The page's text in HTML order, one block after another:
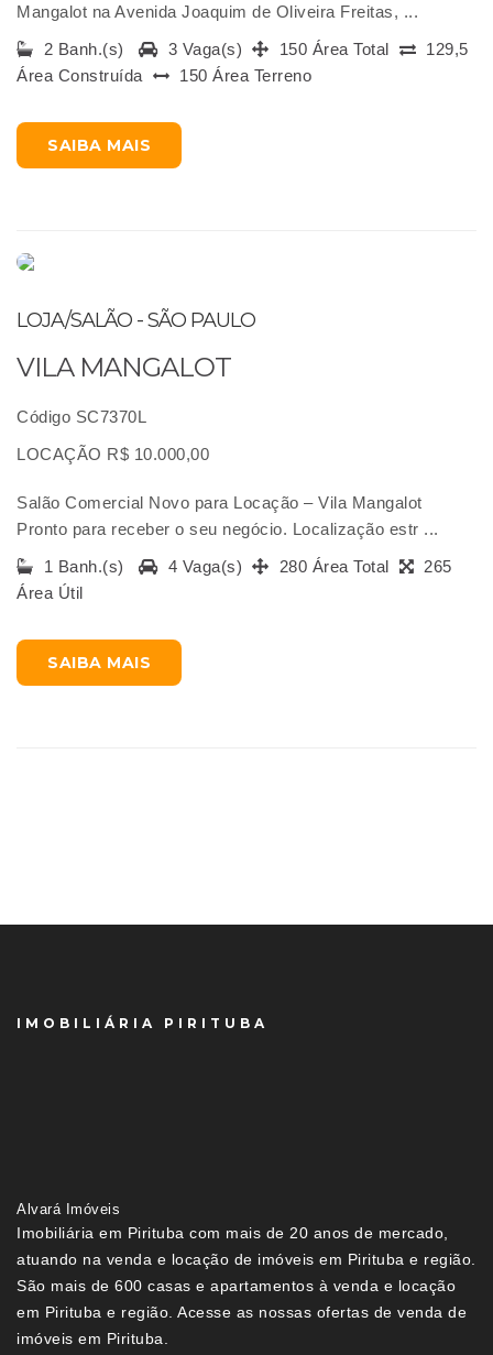
Mangalot na Avenida Joaquim de Oliveira Freitas, ...
2 Banh.(s)
3 Vaga(s) 150 Área Total
129,5
Área Construída
150 Área Terreno
SAIBA MAIS
LOJA/SALÃO - SÃO PAULO
VILA MANGALOT
Código SC7370L
LOCAÇÃO R$ 10.000,00
Salão Comercial Novo para Locação – Vila Mangalot
Pronto para receber o seu negócio. Localização estr ...
1 Banh.(s)
4 Vaga(s) 280 Área Total
265
Área Útil
SAIBA MAIS
IMOBILIÁRIA PIRITUBA
Alvará Imóveis
Imobiliária em Pirituba com mais de 20 anos de mercado,
atuando na venda e locação de imóveis em Pirituba e região.
São mais de 600 casas e apartamentos à venda e locação
em Pirituba e região. Acesse as nossas ofertas de venda de
imóveis em Pirituba.